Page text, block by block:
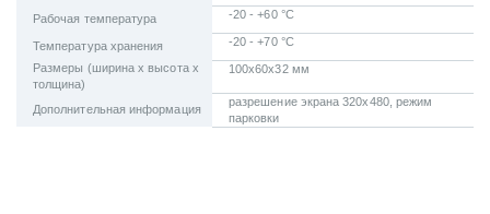
Рабочая температура -20 - +60 °C
Температура хранения
-20 - +70 °C
Размеры (ширина x высота x
толщина)
100x60x32 мм
Дополнительная информация
разрешение экрана 320х480, режим
парковки